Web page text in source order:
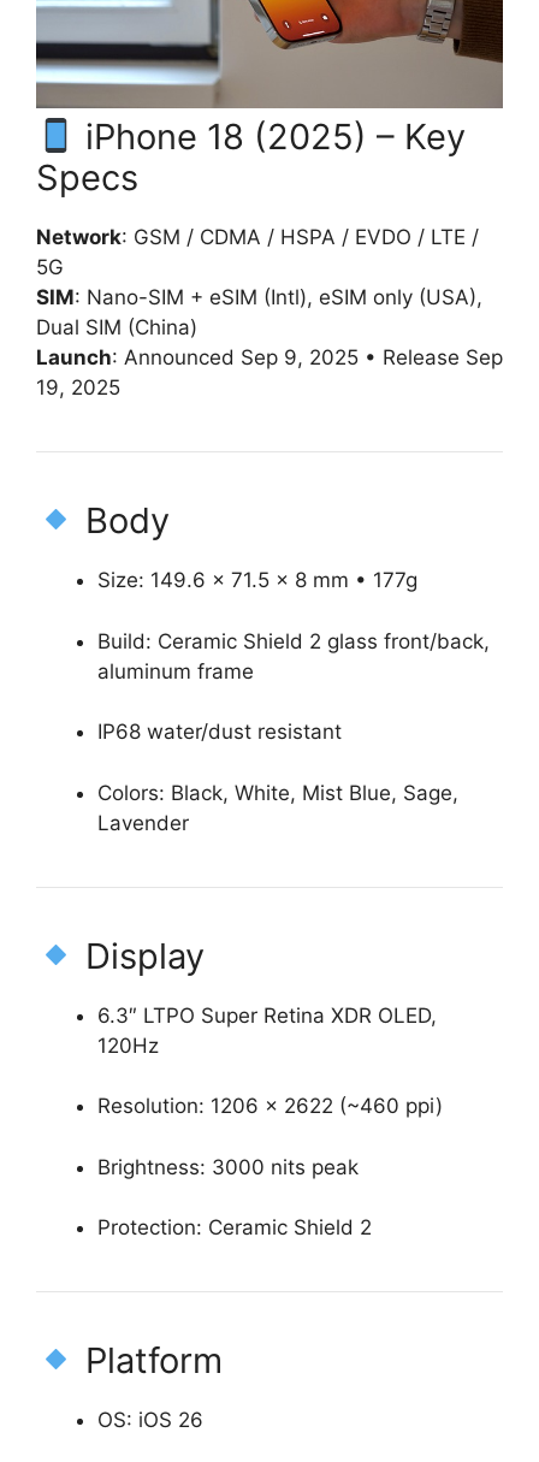
iPhone 18 (2025) – Key
Specs
Network: GSM / CDMA / HSPA / EVDO / LTE /
5G
SIM: Nano-SIM + eSIM (Intl), eSIM only (USA),
Dual SIM (China)
Launch: Announced Sep 9, 2025 • Release Sep
19, 2025
Body
Size: 149.6 × 71.5 × 8 mm • 177g
Build: Ceramic Shield 2 glass front/back,
aluminum frame
IP68 water/dust resistant
Colors: Black, White, Mist Blue, Sage,
Lavender
Display
6.3″ LTPO Super Retina XDR OLED,
120Hz
Resolution: 1206 × 2622 (~460 ppi)
Brightness: 3000 nits peak
Protection: Ceramic Shield 2
Platform
OS: iOS 26